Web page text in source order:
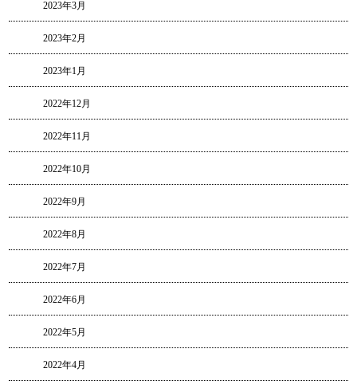
2023年3月
2023年2月
2023年1月
2022年12月
2022年11月
2022年10月
2022年9月
2022年8月
2022年7月
2022年6月
2022年5月
2022年4月